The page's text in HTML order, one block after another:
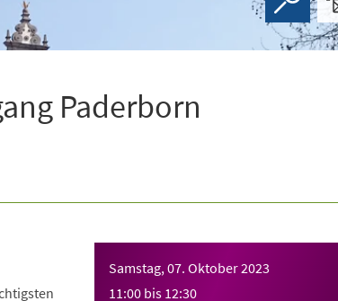
Paderborn
Samstag, 07. Oktober 2023
11:00 bis 12:30